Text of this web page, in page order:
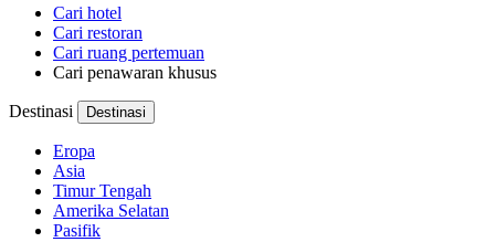
Cari hotel
Cari restoran
Cari ruang pertemuan
Cari penawaran khusus
Destinasi Destinasi
Eropa
Asia
Timur Tengah
Amerika Selatan
Pasifik